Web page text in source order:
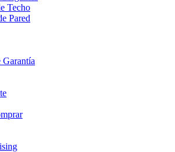
Techo
Pared
Garantía